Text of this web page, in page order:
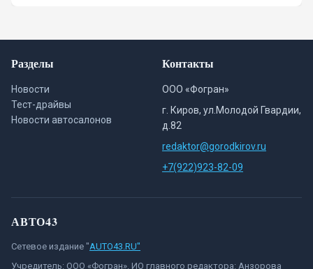
Разделы
Новости
Тест-драйвы
Новости автосалонов
Контакты
ООО «Фогран»
г. Киров, ул.Молодой Гвардии,
д.82
redaktor@gorodkirov.ru
+7(922)923-82-09
АВТО43
Сетевое издание "AUTO43.RU"
Учредитель: ООО «Фогран». ИО главного редактора: Анзорова